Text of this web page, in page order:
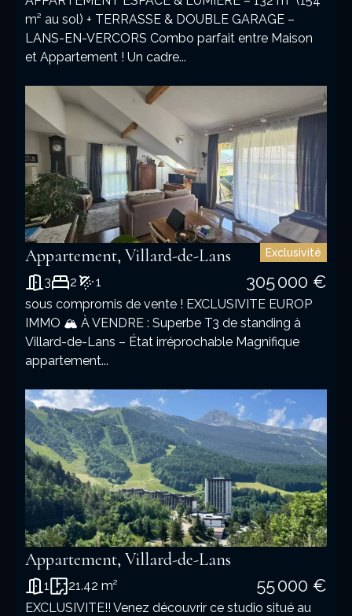
m² au sol) + TERRASSE & DOUBLE GARAGE –
LANS-EN-VERCORS Combo parfait entre Maison
et Appartement ! Un cadre...
Appartement, Villard-de-Lans Exclusivité
3 2 1 305 000 €
sous compromis de vente ! EXCLUSIVITE EUROP
IMMO 🏔️ À VENDRE : Superbe T3 de standing à
Villard-de-Lans – État irréprochable Magnifique
appartement...
Appartement, Villard-de-Lans
1 21.42 m² 55 000 €
EXCLUSIVITE!! Venez découvrir ce studio situé au